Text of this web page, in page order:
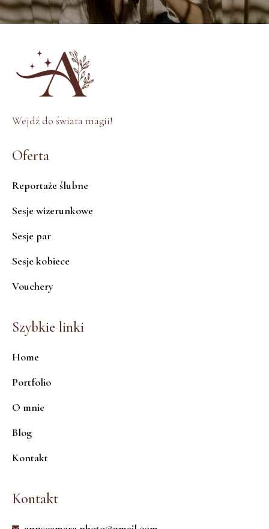
Wejdź do świata magii!
Oferta
Reportaże ślubne
Sesje wizerunkowe
Sesje par
Sesje kobiece
Vouchery
Szybkie linki
Home
Portfolio
O mnie
Blog
Kontakt
Kontakt